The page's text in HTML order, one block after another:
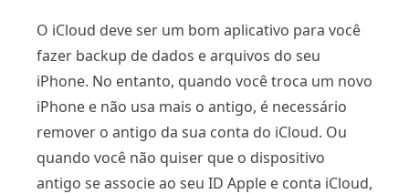
O iCloud deve ser um bom aplicativo para você
fazer backup de dados e arquivos do seu
iPhone. No entanto, quando você troca um novo
iPhone e não usa mais o antigo, é necessário
remover o antigo da sua conta do iCloud. Ou
quando você não quiser que o dispositivo
antigo se associe ao seu ID Apple e conta iCloud,